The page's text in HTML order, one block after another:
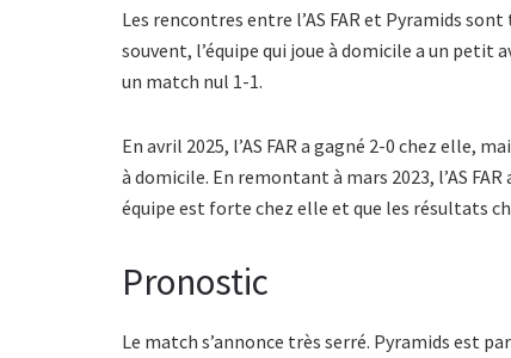
Les rencontres entre l’AS FAR et Pyramids
souvent, l’équipe qui joue à domicile a un petit
un match nul 1-1.
En avril 2025, l’AS FAR a gagné 2-0 chez elle,
à domicile. En remontant à mars 2023, l’AS
équipe est forte chez elle et que les résultats
Pronostic
Le match s’annonce très serré. Pyramids est